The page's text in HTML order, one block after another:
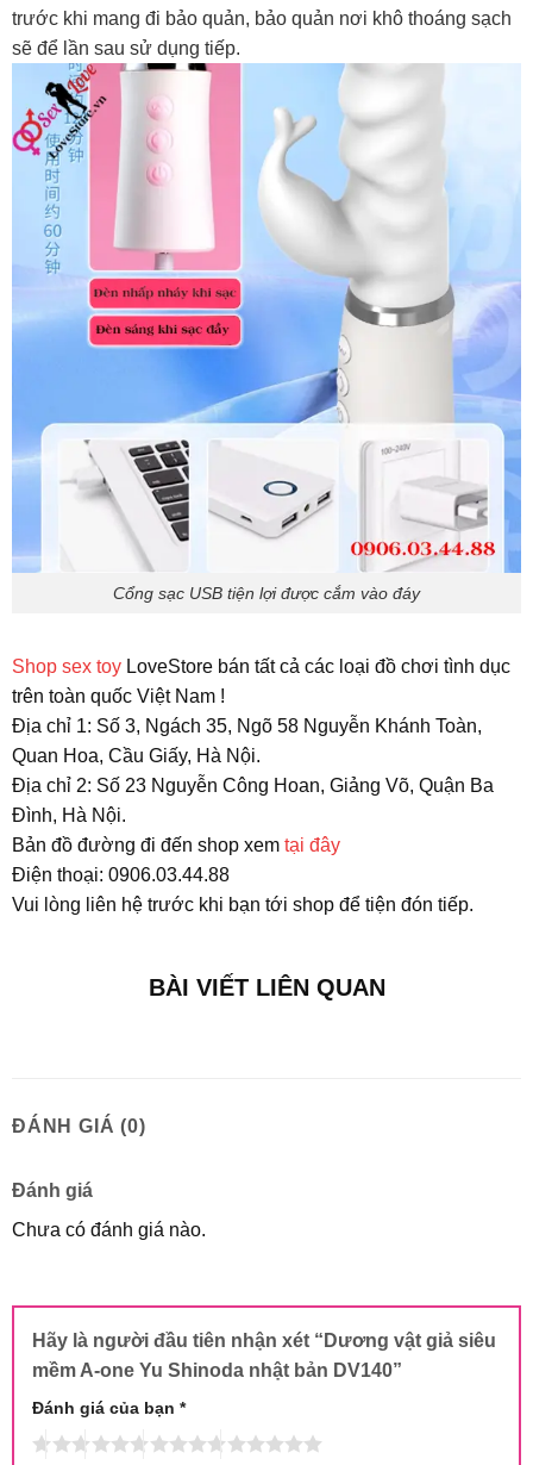
trước khi mang đi bảo quản, bảo quản nơi khô thoáng sạch
sẽ để lần sau sử dụng tiếp.
Cổng sạc USB tiện lợi được cắm vào đáy
Shop sex toy LoveStore bán tất cả các loại đồ chơi tình dục
trên toàn quốc Việt Nam !
Địa chỉ 1: Số 3, Ngách 35, Ngõ 58 Nguyễn Khánh Toàn,
Quan Hoa, Cầu Giấy, Hà Nội.
Địa chỉ 2: Số 23 Nguyễn Công Hoan, Giảng Võ, Quận Ba
Đình, Hà Nội.
Bản đồ đường đi đến shop xem tại đây
Điện thoại: 0906.03.44.88
Vui lòng liên hệ trước khi bạn tới shop để tiện đón tiếp.
BÀI VIẾT LIÊN QUAN
ĐÁNH GIÁ (0)
Đánh giá
Chưa có đánh giá nào.
Hãy là người đầu tiên nhận xét “Dương vật giả siêu
mềm A-one Yu Shinoda nhật bản DV140”
Đánh giá của bạn *